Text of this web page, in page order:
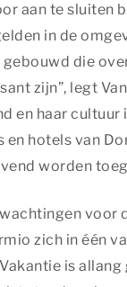
aan te sluiten
in de
die
zijn”, legt
en haar cultuur
en hotels van
worden
voor
zich in één
is allang